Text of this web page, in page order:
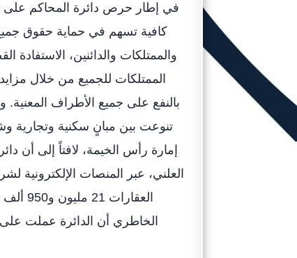
في إطار حرص دائرة المحاكم على
كافية تسهم في حماية حقوق
والممتلكات والدائنين،
الممتلكات للجميع من خلال
تنوعت بين مبانٍ سكنية
إمارة رأس الخيمة، لافتاً إلى أن
العلني، عبر المنصات
الخاطري أن الدائرة عملت على